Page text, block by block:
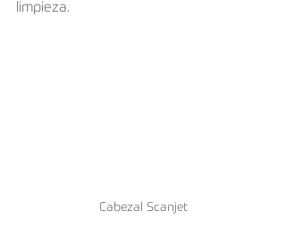
limpieza.
Cabezal Scanjet